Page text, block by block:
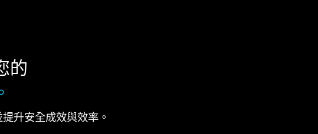
的
升安全成效與效率。